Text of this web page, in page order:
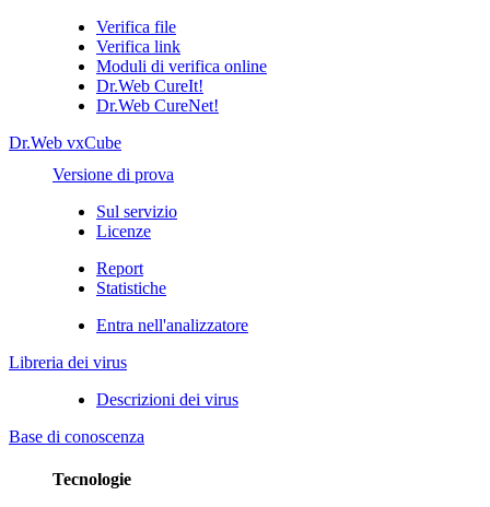
Verifica file
Verifica link
Moduli di verifica online
Dr.Web CureIt!
Dr.Web CureNet!
Dr.Web vxCube
Versione di prova
Sul servizio
Licenze
Report
Statistiche
Entra nell'analizzatore
Libreria dei virus
Descrizioni dei virus
Base di conoscenza
Tecnologie